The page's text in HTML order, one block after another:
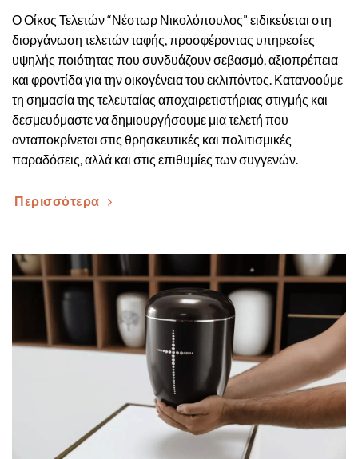
Ο Οίκος Τελετών “Νέστωρ Νικολόπουλος” ειδικεύεται στη
διοργάνωση τελετών ταφής, προσφέροντας υπηρεσίες
υψηλής ποιότητας που συνδυάζουν σεβασμό, αξιοπρέπεια
και φροντίδα για την οικογένεια του εκλιπόντος. Κατανοούμε
τη σημασία της τελευταίας αποχαιρετιστήριας στιγμής και
δεσμευόμαστε να δημιουργήσουμε μια τελετή που
ανταποκρίνεται στις θρησκευτικές και πολιτισμικές
παραδόσεις, αλλά και στις επιθυμίες των συγγενών.
Περισσότερα